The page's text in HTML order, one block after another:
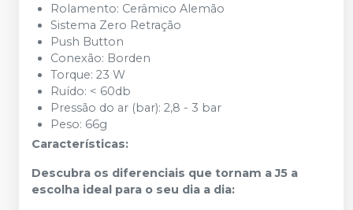
Rolamento: Cerâmico Alemão
Sistema Zero Retração
Push Button
Conexão: Borden
Torque: 23 W
Ruído: < 60db
Pressão do ar (bar): 2,8 - 3 bar
Peso: 66g
Características:
Descubra os diferenciais que tornam a J5 a
escolha ideal para o seu dia a dia: